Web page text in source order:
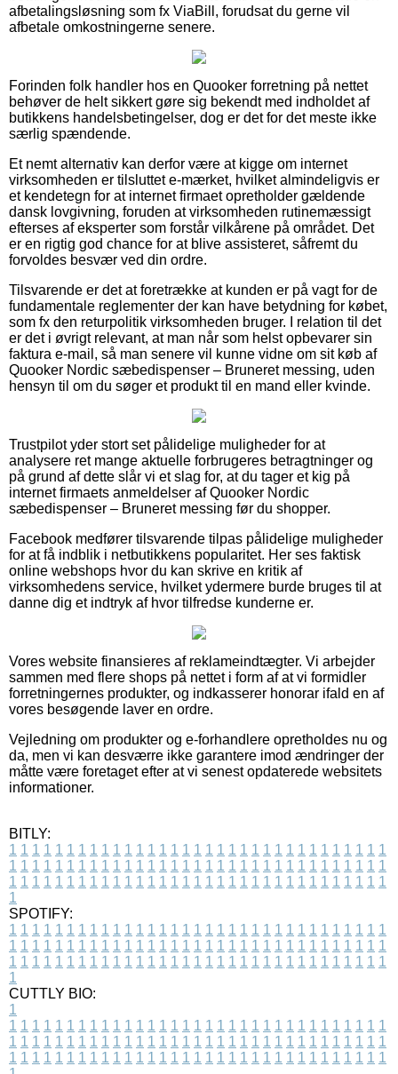
afbetalingsløsning som fx ViaBill, forudsat du gerne vil
afbetale omkostningerne senere.
Forinden folk handler hos en Quooker forretning på nettet
behøver de helt sikkert gøre sig bekendt med indholdet af
butikkens handelsbetingelser, dog er det for det meste ikke
særlig spændende.
Et nemt alternativ kan derfor være at kigge om internet
virksomheden er tilsluttet e-mærket, hvilket almindeligvis er
et kendetegn for at internet firmaet opretholder gældende
dansk lovgivning, foruden at virksomheden rutinemæssigt
efterses af eksperter som forstår vilkårene på området. Det
er en rigtig god chance for at blive assisteret, såfremt du
forvoldes besvær ved din ordre.
Tilsvarende er det at foretrække at kunden er på vagt for de
fundamentale reglementer der kan have betydning for købet,
som fx den returpolitik virksomheden bruger. I relation til det
er det i øvrigt relevant, at man når som helst opbevarer sin
faktura e-mail, så man senere vil kunne vidne om sit køb af
Quooker Nordic sæbedispenser – Bruneret messing, uden
hensyn til om du søger et produkt til en mand eller kvinde.
Trustpilot yder stort set pålidelige muligheder for at
analysere ret mange aktuelle forbrugeres betragtninger og
på grund af dette slår vi et slag for, at du tager et kig på
internet firmaets anmeldelser af Quooker Nordic
sæbedispenser – Bruneret messing før du shopper.
Facebook medfører tilsvarende tilpas pålidelige muligheder
for at få indblik i netbutikkens popularitet. Her ses faktisk
online webshops hvor du kan skrive en kritik af
virksomhedens service, hvilket ydermere burde bruges til at
danne dig et indtryk af hvor tilfredse kunderne er.
Vores website finansieres af reklameindtægter. Vi arbejder
sammen med flere shops på nettet i form af at vi formidler
forretningernes produkter, og indkasserer honorar ifald en af
vores besøgende laver en ordre.
Vejledning om produkter og e-forhandlere opretholdes nu og
da, men vi kan desværre ikke garantere imod ændringer der
måtte være foretaget efter at vi senest opdaterede websitets
informationer.
BITLY:
1 1 1 1 1 1 1 1 1 1 1 1 1 1 1 1 1 1 1 1 1 1 1 1 1 1 1 1 1 1 1 1 1
1 1 1 1 1 1 1 1 1 1 1 1 1 1 1 1 1 1 1 1 1 1 1 1 1 1 1 1 1 1 1 1 1
1 1 1 1 1 1 1 1 1 1 1 1 1 1 1 1 1 1 1 1 1 1 1 1 1 1 1 1 1 1 1 1 1
1
SPOTIFY:
1 1 1 1 1 1 1 1 1 1 1 1 1 1 1 1 1 1 1 1 1 1 1 1 1 1 1 1 1 1 1 1 1
1 1 1 1 1 1 1 1 1 1 1 1 1 1 1 1 1 1 1 1 1 1 1 1 1 1 1 1 1 1 1 1 1
1 1 1 1 1 1 1 1 1 1 1 1 1 1 1 1 1 1 1 1 1 1 1 1 1 1 1 1 1 1 1 1 1
1
CUTTLY BIO:
1
1 1 1 1 1 1 1 1 1 1 1 1 1 1 1 1 1 1 1 1 1 1 1 1 1 1 1 1 1 1 1 1 1
1 1 1 1 1 1 1 1 1 1 1 1 1 1 1 1 1 1 1 1 1 1 1 1 1 1 1 1 1 1 1 1 1
1 1 1 1 1 1 1 1 1 1 1 1 1 1 1 1 1 1 1 1 1 1 1 1 1 1 1 1 1 1 1 1 1